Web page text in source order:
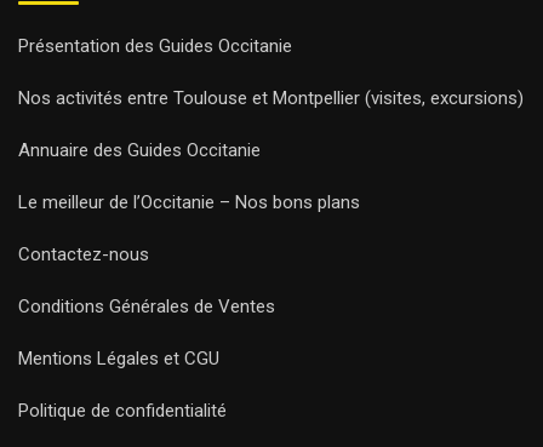
Présentation des Guides Occitanie
Nos activités entre Toulouse et Montpellier (visites, excursions)
Annuaire des Guides Occitanie
Le meilleur de l’Occitanie – Nos bons plans
Contactez-nous
Conditions Générales de Ventes
Mentions Légales et CGU
Politique de confidentialité